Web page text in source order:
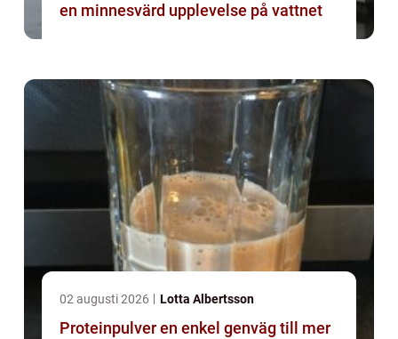
en minnesvärd upplevelse på vattnet
02 augusti 2026 Lotta Albertsson
Proteinpulver en enkel genväg till mer